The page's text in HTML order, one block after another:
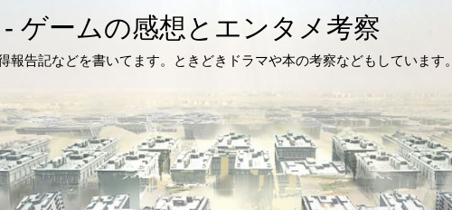
ゲームの感想とエンタメ考察
報告記などを書いてます。ときどきドラマや本の考察などもしています。